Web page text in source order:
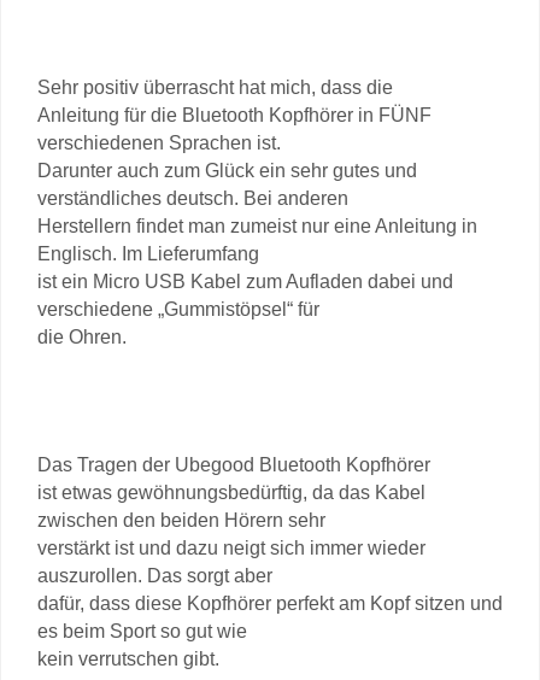
Sehr positiv überrascht hat mich, dass die
Anleitung für die Bluetooth Kopfhörer in FÜNF
verschiedenen Sprachen ist.
Darunter auch zum Glück ein sehr gutes und
verständliches deutsch. Bei anderen
Herstellern findet man zumeist nur eine Anleitung in
Englisch. Im Lieferumfang
ist ein Micro USB Kabel zum Aufladen dabei und
verschiedene „Gummistöpsel“ für
die Ohren.
Das Tragen der Ubegood Bluetooth Kopfhörer
ist etwas gewöhnungsbedürftig, da das Kabel
zwischen den beiden Hörern sehr
verstärkt ist und dazu neigt sich immer wieder
auszurollen. Das sorgt aber
dafür, dass diese Kopfhörer perfekt am Kopf sitzen und
es beim Sport so gut wie
kein verrutschen gibt.